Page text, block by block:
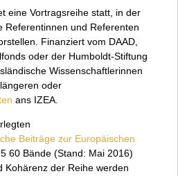
eine Vortragsreihe statt, in der
Referentinnen und Referenten
Finanziert vom DAAD,
oder der Humboldt-Stiftung
Wissenschaftlerinnen
oder
ans IZEA.
Beiträge zur Europäischen
60 Bände (Stand: Mai 2016)
Kohärenz der Reihe werden